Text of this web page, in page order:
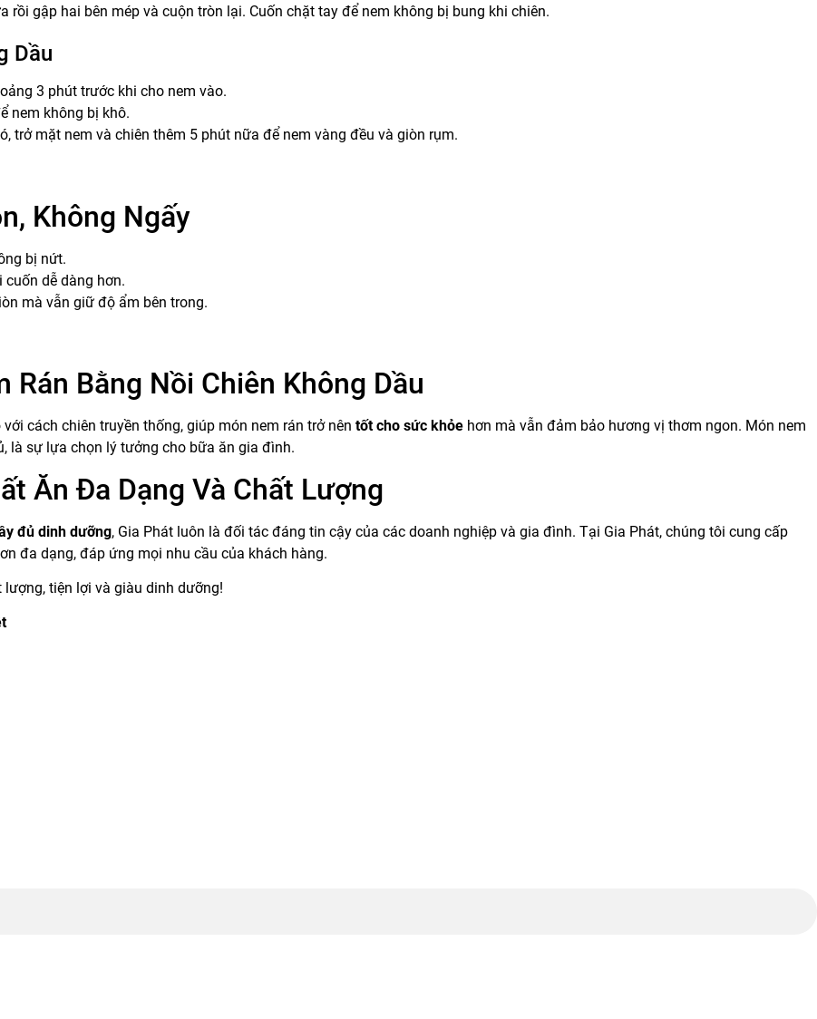
gập hai bên mép và cuộn tròn lại. Cuốn chặt tay để nem không bị bung khi chiên.
Dầu
3 phút trước khi cho nem vào.
nem không bị khô.
trở mặt nem và chiên thêm 5 phút nữa để nem vàng đều và giòn rụm.
Không Ngấy
bị nứt.
dễ dàng hơn.
mà vẫn giữ độ ẩm bên trong.
Rán Bằng Nồi Chiên Không Dầu
cách chiên truyền thống, giúp món nem rán trở nên tốt cho sức khỏe hơn mà vẫn đảm bảo hương vị thơm ngon. Món nem
là sự lựa chọn lý tưởng cho bữa ăn gia đình.
Ăn Đa Dạng Và Chất Lượng
đủ dinh dưỡng, Gia Phát luôn là đối tác đáng tin cậy của các doanh nghiệp và gia đình. Tại Gia Phát, chúng tôi cung cấp
đa dạng, đáp ứng mọi nhu cầu của khách hàng.
tiện lợi và giàu dinh dưỡng!